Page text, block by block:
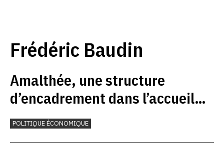
Frédéric Baudin
Amalthée, une structure
d’encadrement dans l’accueil
extrafamilial des enfants en
âges préscolaire ou scolaire
POLITIQUE ÉCONOMIQUE